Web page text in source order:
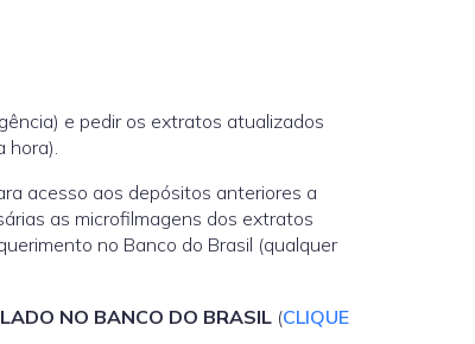
e pedir os extratos atualizados
hora).
acesso aos depósitos anteriores a
as microfilmagens dos extratos
no Banco do Brasil (qualquer
NO BANCO DO BRASIL (CLIQUE